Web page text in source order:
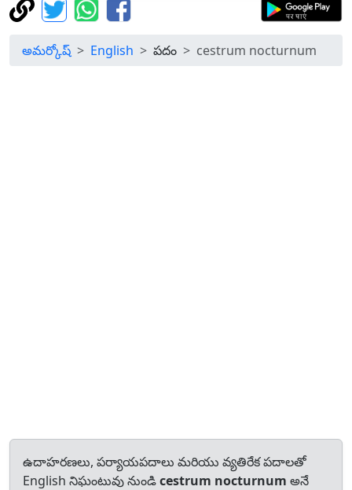
అమర్కోష్ English పదం cestrum nocturnum
ఉదాహరణలు, పర్యాయపదాలు మరియు వ్యతిరేక పదాలతో
English నిఘంటువు నుండిcestrum nocturnum అనే